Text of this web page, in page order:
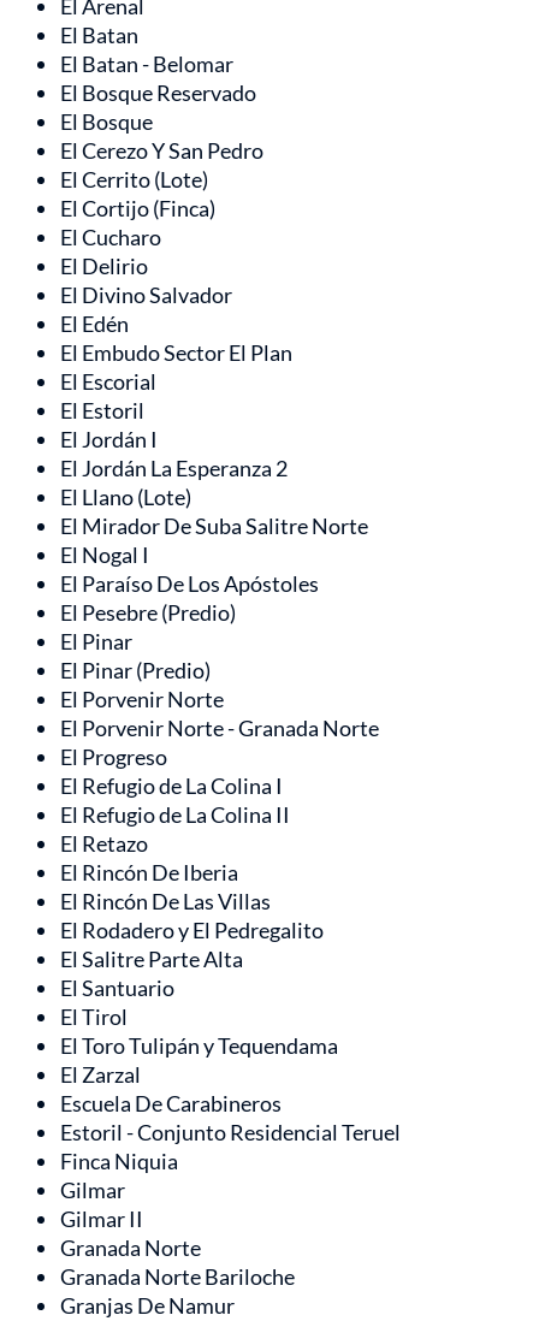
El Arenal
El Batan
El Batan - Belomar
El Bosque Reservado
El Bosque
El Cerezo Y San Pedro
El Cerrito (Lote)
El Cortijo (Finca)
El Cucharo
El Delirio
El Divino Salvador
El Edén
El Embudo Sector El Plan
El Escorial
El Estoril
El Jordán I
El Jordán La Esperanza 2
El Llano (Lote)
El Mirador De Suba Salitre Norte
El Nogal I
El Paraíso De Los Apóstoles
El Pesebre (Predio)
El Pinar
El Pinar (Predio)
El Porvenir Norte
El Porvenir Norte - Granada Norte
El Progreso
El Refugio de La Colina I
El Refugio de La Colina II
El Retazo
El Rincón De Iberia
El Rincón De Las Villas
El Rodadero y El Pedregalito
El Salitre Parte Alta
El Santuario
El Tirol
El Toro Tulipán y Tequendama
El Zarzal
Escuela De Carabineros
Estoril - Conjunto Residencial Teruel
Finca Niquia
Gilmar
Gilmar II
Granada Norte
Granada Norte Bariloche
Granjas De Namur